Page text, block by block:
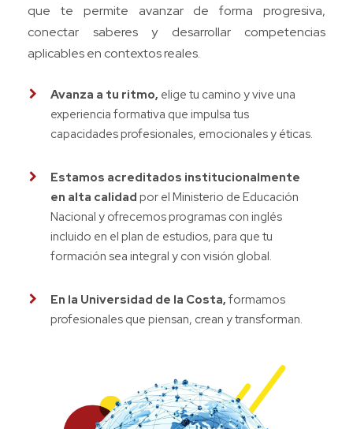
que te permite avanzar de forma progresiva,
conectar saberes y desarrollar competencias
aplicables en contextos reales.
Avanza a tu ritmo, elige tu camino y vive una
experiencia formativa que impulsa tus
capacidades profesionales, emocionales y éticas.
Estamos acreditados institucionalmente
en alta calidad por el Ministerio de Educación
Nacional y ofrecemos programas con inglés
incluido en el plan de estudios, para que tu
formación sea integral y con visión global.
En la Universidad de la Costa, formamos
profesionales que piensan, crean y transforman.